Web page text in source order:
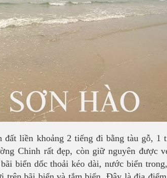
đất liền khoảng 2 tiếng đi bằng tàu gỗ, 1
Chinh rất đẹp, còn giữ nguyên được
biển dốc thoải kéo dài, nước biển